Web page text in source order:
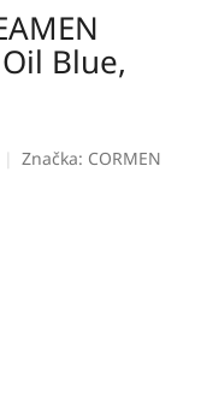
Blue,
Značka: CORMEN